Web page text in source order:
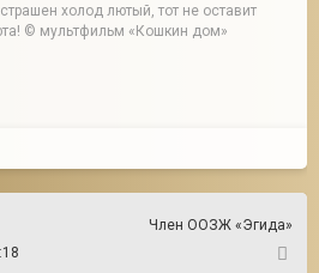
холод лютый, тот не оставит
© мультфильм «Кошкин дом»
Член ООЗЖ «Эгида»